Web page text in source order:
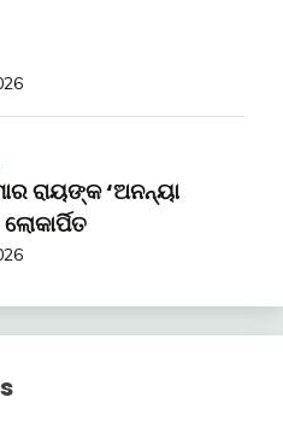
ରାୟଙ୍କ ‘ଅନନ୍ୟା